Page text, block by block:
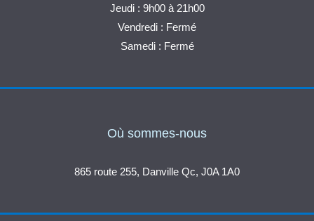
Jeudi : 9h00 à 21h00
Vendredi : Fermé
Samedi : Fermé
Où sommes-nous
865 route 255, Danville Qc, J0A 1A0